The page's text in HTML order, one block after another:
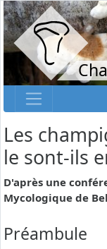
Les
le sont-ils
D'après une
Mycologique de
Préambule